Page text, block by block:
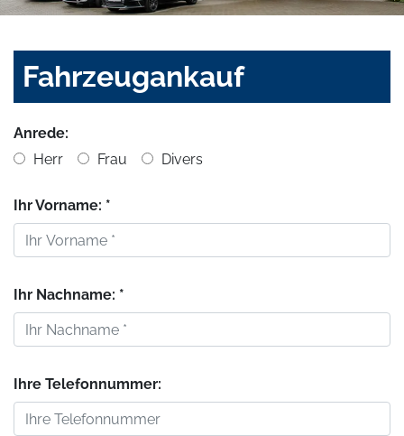
Fahrzeugankauf
Anrede:
Herr
Frau Divers
Ihr Vorname: *
Ihr Nachname: *
Ihre Telefonnummer: